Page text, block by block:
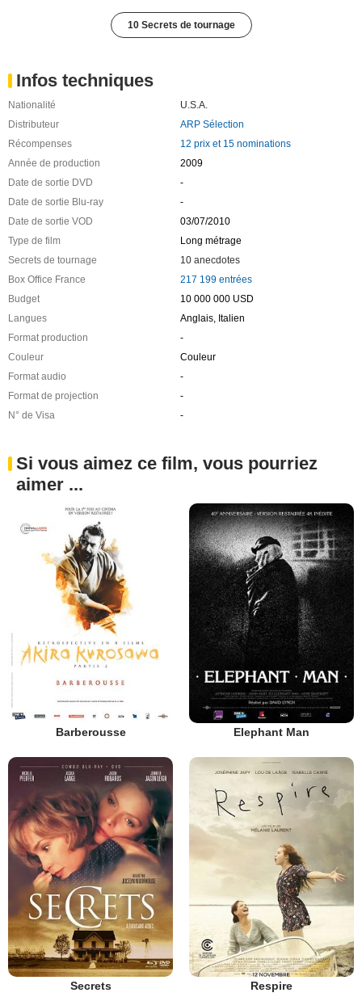
10 Secrets de tournage
Infos techniques
Nationalité
U.S.A.
Distributeur
ARP Sélection
Récompenses
12 prix et 15 nominations
Année de production
2009
Date de sortie DVD
-
Date de sortie Blu-ray
-
Date de sortie VOD
03/07/2010
Type de film
Long métrage
Secrets de tournage
10 anecdotes
Box Office France
217 199 entrées
Budget
10 000 000 USD
Langues
Anglais, Italien
Format production
-
Couleur
Couleur
Format audio
-
Format de projection
-
N° de Visa
-
Si vous aimez ce film, vous pourriez
aimer ...
Barberousse Elephant Man
Secrets Respire